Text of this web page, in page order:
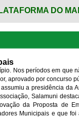
DO
Nos períodos em que
aprovado por concurso
a presidência da
Salamuni
da Proposta de
Municipais e que foi